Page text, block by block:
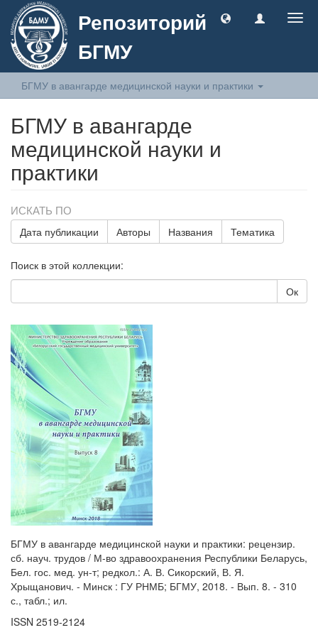
Репозиторий
БГМУ
БГМУ в авангарде медицинской науки и практики
БГМУ в авангарде
медицинской науки и
практики
ИСКАТЬ ПО
Дата публикации Авторы Названия Тематика
Поиск в этой коллекции:
Ок
БГМУ в авангарде медицинской науки и практики: рецензир.
сб. науч. трудов / М-во здравоохранения Республики Беларусь,
Бел. гос. мед. ун-т; редкол.: А. В. Сикорский, В. Я.
Хрыщанович. - Минск : ГУ РНМБ; БГМУ, 2018. - Вып. 8. - 310
с., табл.; ил.
ISSN 2519-2124